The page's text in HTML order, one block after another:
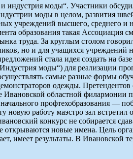
индустрия моды“. Участники
моды в целом, развития
учреждений высшего, среднего и
образования такая Ассоциация
труда. За круглым столом
но и для учащихся
стала идея создать на
моды“) для реализации
самые разные формы
одежды.
областной филармонии
профтехобразования —
новую работу маэстро зал
конкурс не собирается
новые имена. Цель
имеет результаты. В Ивановской